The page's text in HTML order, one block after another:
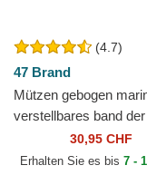
(4.7)
47 Brand
Mützen gebogen
verstellbares band der
Boston Red Sox MLB
Brand
30,95 CHF
Erhalten Sie es bis 7 -